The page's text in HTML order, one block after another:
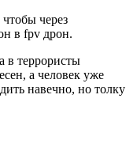
через
в fpv дрон.
в террористы
а человек уже
навечно, но толку